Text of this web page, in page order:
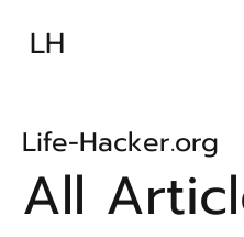
LH
All
Life-Hacker.org